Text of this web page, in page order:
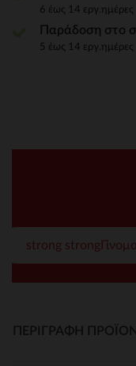
6 έως 14 εργ.ημέρες
Παράδοση στο
5 έως 14 εργ.ημέρες
strong
ΠΕΡΙΓΡΑΦΉ